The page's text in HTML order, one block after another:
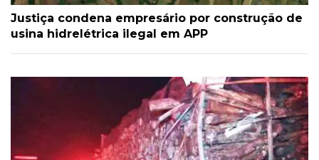
Justiça condena empresário por construção de
usina hidrelétrica ilegal em APP